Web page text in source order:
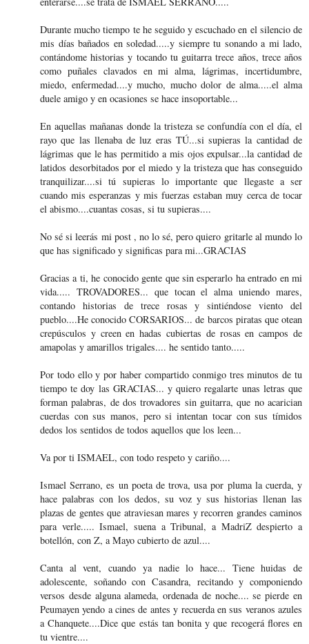
Durante mucho tiempo te he seguido y escuchado en el silencio de
mis días bañados en soledad.....y siempre tu sonando a mi lado,
contándome historias y tocando tu guitarra trece años, trece años
como puñales clavados en mi alma, lágrimas, incertidumbre,
miedo, enfermedad....y mucho, mucho dolor de alma.....el alma
duele amigo y en ocasiones se hace insoportable...
En aquellas mañanas donde la tristeza se confundía con el día, el
rayo que las llenaba de luz eras TÚ...si supieras la cantidad de
lágrimas que le has permitido a mis ojos expulsar...la cantidad de
latidos desorbitados por el miedo y la tristeza que has conseguido
tranquilizar....si tú supieras lo importante que llegaste a ser
cuando mis esperanzas y mis fuerzas estaban muy cerca de tocar
el abismo....cuantas cosas, si tu supieras....
No sé si leerás mi post , no lo sé, pero quiero gritarle al mundo lo
que has significado y significas para mi...GRACIAS
Gracias a ti, he conocido gente que sin esperarlo ha entrado en mi
vida..... TROVADORES... que tocan el alma uniendo mares,
contando historias de trece rosas y sintiéndose viento del
pueblo....He conocido CORSARIOS... de barcos piratas que otean
crepúsculos y creen en hadas cubiertas de rosas en campos de
amapolas y amarillos trigales.... he sentido tanto.....
Por todo ello y por haber compartido conmigo tres minutos de tu
tiempo te doy las GRACIAS... y quiero regalarte unas letras que
forman palabras, de dos trovadores sin guitarra, que no acarician
cuerdas con sus manos, pero si intentan tocar con sus tímidos
dedos los sentidos de todos aquellos que los leen...
Va por ti ISMAEL, con todo respeto y cariño....
Ismael Serrano, es un poeta de trova, usa por pluma la cuerda, y
hace palabras con los dedos, su voz y sus historias llenan las
plazas de gentes que atraviesan mares y recorren grandes caminos
para verle..... Ismael, suena a Tribunal, a MadriZ despierto a
botellón, con Z, a Mayo cubierto de azul....
Canta al vent, cuando ya nadie lo hace... Tiene huidas de
adolescente, soñando con Casandra, recitando y componiendo
versos desde alguna alameda, ordenada de noche.... se pierde en
Peumayen yendo a cines de antes y recuerda en sus veranos azules
a Chanquete....Dice que estás tan bonita y que recogerá flores en
tu vientre....